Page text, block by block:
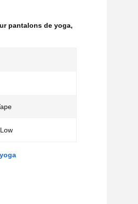
pantalons de yoga,